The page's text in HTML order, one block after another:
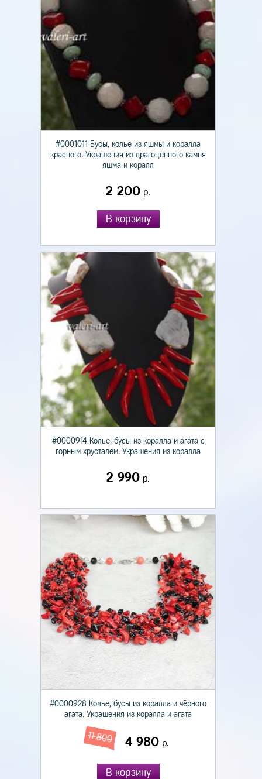
#0001011 Бусы, колье из яшмы и коралла
красного. Украшения из драгоценного камня
яшма и коралл
2 200 р.
В корзину
#0000914 Колье, бусы из коралла и агата с
горным хрусталём. Украшения из коралла
2 990 р.
#0000928 Колье, бусы из коралла и чёрного
агата. Украшения из коралла и агата
11 800 4 980р.
В корзину